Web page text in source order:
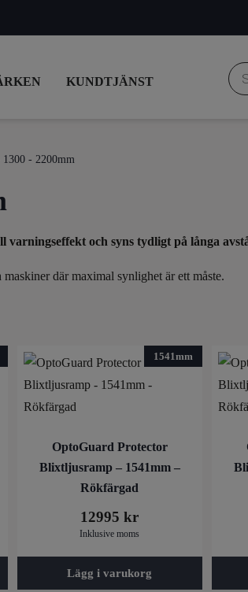
KUNDTJÄNST
- 2200mm
och syns tydligt på långa
där maximal synlighet är ett måste.
1541mm
OptoGuard Protector
Blixtljusramp – 1541mm –
Rökfärgad
12995kr
Inklusive moms
Lägg i varukorg